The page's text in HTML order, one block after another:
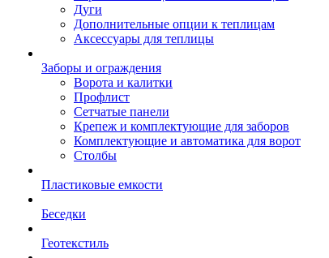
Дуги
Дополнительные опции к теплицам
Аксессуары для теплицы
Заборы и ограждения
Ворота и калитки
Профлист
Сетчатые панели
Крепеж и комплектующие для заборов
Комплектующие и автоматика для ворот
Столбы
Пластиковые емкости
Беседки
Геотекстиль